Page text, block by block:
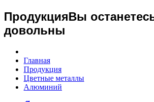
ПродукцияВы
довольны
Главная
Продукция
Цветные металлы
Алюминий